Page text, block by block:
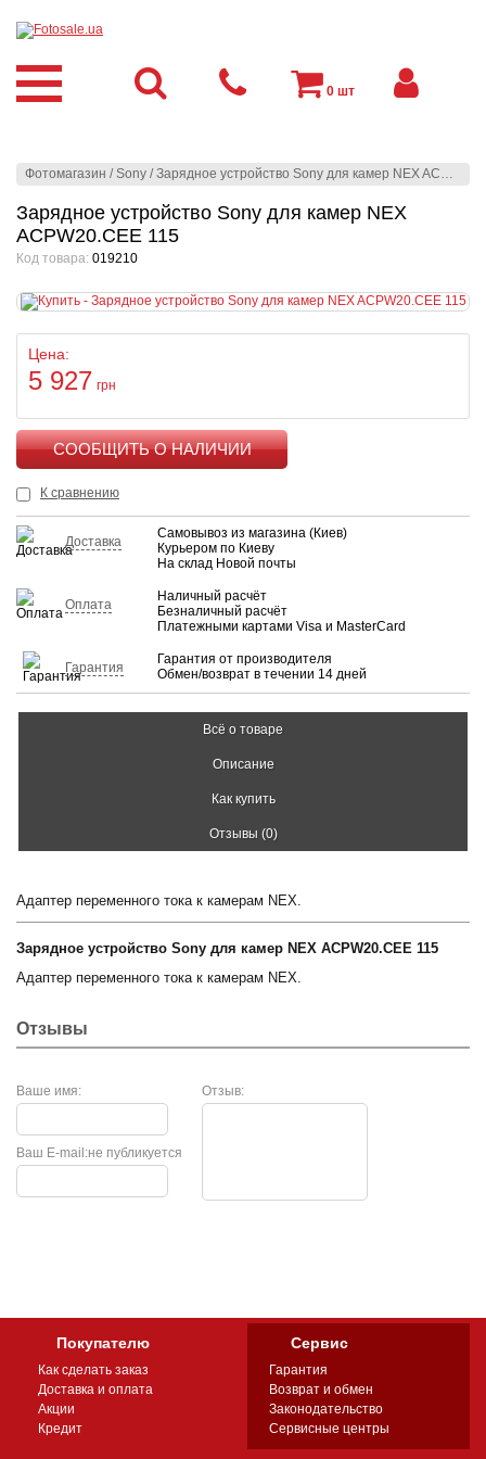
Фотомагазин /Sony /Зарядное устройство Sony для камер NEX ACPW20.CEE 115
Зарядное устройство Sony для камер NEX
ACPW20.CEE 115
Код товара: 019210
Цена:
5 927 грн
К сравнению
Доставка
Самовывоз из магазина (Киев)
Курьером по Киеву
На склад Новой почты
Оплата
Наличный расчёт
Безналичный расчёт
Платежными картами Visa и MasterCard
Гарантия
Гарантия от производителя
Обмен/возврат в течении 14 дней
Всё о товаре
Описание
Как купить
Отзывы (0)
Адаптер переменного тока к камерам NEX.
Зарядное устройство Sony для камер NEX ACPW20.CEE 115
Адаптер переменного тока к камерам NEX.
Отзывы
Ваше имя: Отзыв:
не публикуется
Ваш E-mail:
0 шт
Покупателю
Как сделать заказ
Доставка и оплата
Акции
Кредит
Сервис
Гарантия
Возврат и обмен
Законодательство
Сервисные центры